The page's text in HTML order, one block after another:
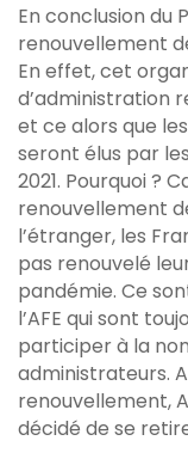
En conclusion du
renouvellement
En effet, cet
d’administration
et ce alors que
seront élus par
2021. Pourquoi ?
renouvellement
l’étranger, les
pas renouvelé
pandémie. Ce
l’AFE qui sont
participer à la
administrateurs.
renouvellement,
décidé de se